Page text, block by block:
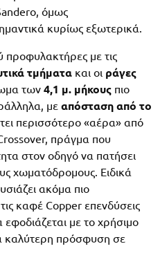
όμως
κυρίως εξωτερικά.
προφυλακτήρες με τις
τμήματα και οι ράγες
των 4,1 μ. μήκους πιο
με απόσταση από το
περισσότερο «αέρα» από
πράγμα που
στον οδηγό να πατήσει
χωματόδρομους. Ειδικά
ακόμα πιο
καφέ Copper επενδύσεις
με το χρήσιμο
καλύτερη πρόσφυση σε